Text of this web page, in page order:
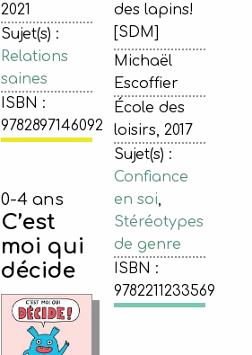
2021
Sujet(s) :
Relations
saines
ISBN :
9782897146092
des lapins!
[SDM]
Michaël
Escoffier
École des
loisirs, 2017
Sujet(s) :
Confiance
en soi,
Stéréotypes
de genre
ISBN :
9782211233569
0-4 ans
C’est
moi qui
décide